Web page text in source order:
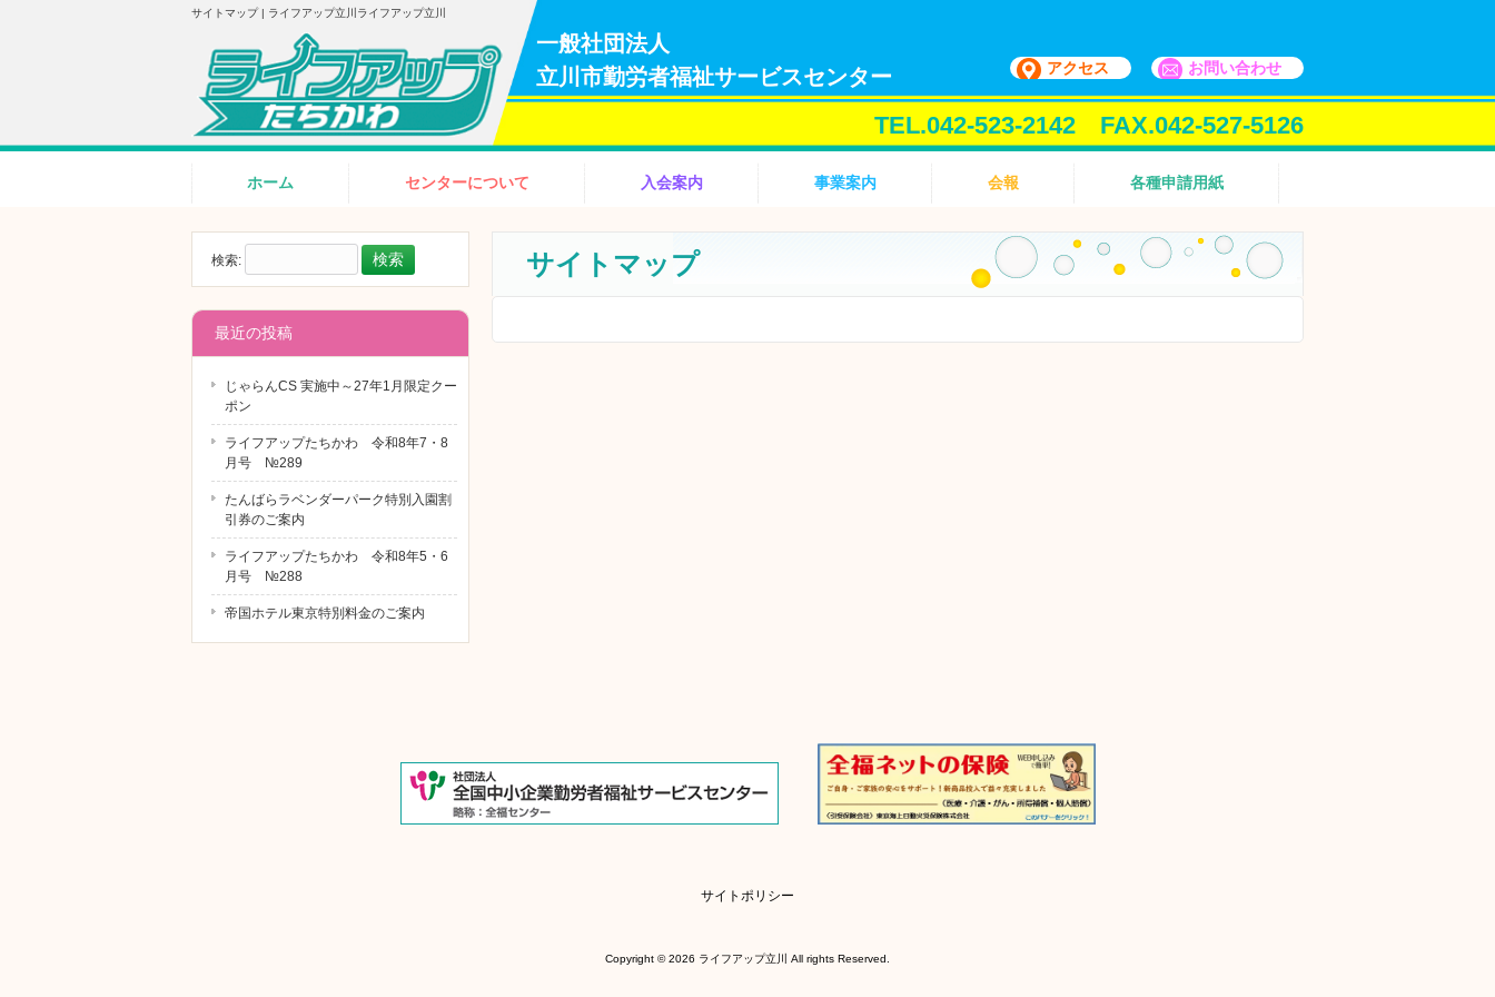
サイトマップ | ライフアップ立川ライフアップ立川
一般社団法人
立川市勤労者福祉サービスセンター
アクセス お問い合わせ
TEL.042-523-2142 FAX.042-527-5126
ホーム センターについて 入会案内 事業案内 会報 各種申請用紙
サイトマップ
検索:
最近の投稿
じゃらんCS 実施中～27年1月限定クー
ポン
ライフアップたちかわ 令和8年7・8
月号 №289
たんばらラベンダーパーク特別入園割
引券のご案内
ライフアップたちかわ 令和8年5・6
月号 №288
帝国ホテル東京特別料金のご案内
サイトポリシー
Copyright © 2026 ライフアップ立川 All rights Reserved.